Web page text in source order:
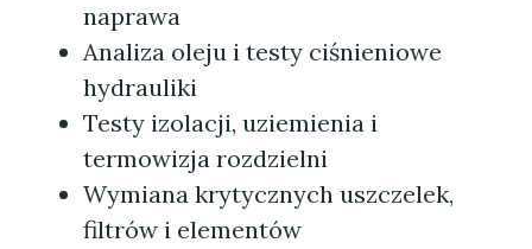
naprawa
Analiza oleju i testy ciśnieniowe
hydrauliki
Testy izolacji, uziemienia i
termowizja rozdzielni
Wymiana krytycznych uszczelek,
filtrów i elementów